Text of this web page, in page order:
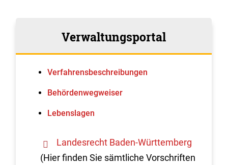
Verwaltungsportal
Verfahrens­beschreibungen
Behördenwegweiser
Lebenslagen
Landesrecht Baden-Württemberg
(Hier finden Sie sämtliche Vorschriften